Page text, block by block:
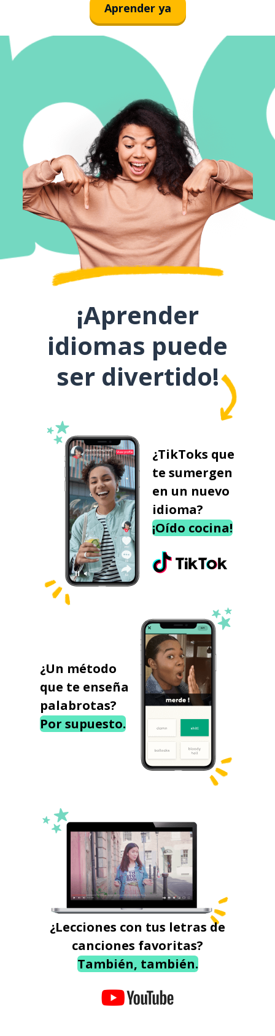
Aprender ya
¡Aprender
idiomas puede
ser divertido!
¿TikToks que
te sumergen
en un nuevo
idioma?
¡Oído cocina!
¿Un método
que te enseña
palabrotas?
Por supuesto.
¿Lecciones con tus letras de
canciones favoritas?
También, también.